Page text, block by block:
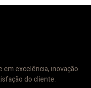
excelência, inovação
do cliente.